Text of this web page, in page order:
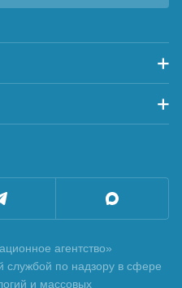
агентство»
службой по надзору в сфере
и массовых